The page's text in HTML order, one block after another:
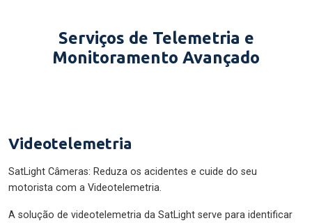
Serviços de Telemetria e
Monitoramento Avançado
Videotelemetria
SatLight Câmeras: Reduza os acidentes e cuide do seu
motorista com a Videotelemetria.
A solução de videotelemetria da SatLight serve para identificar